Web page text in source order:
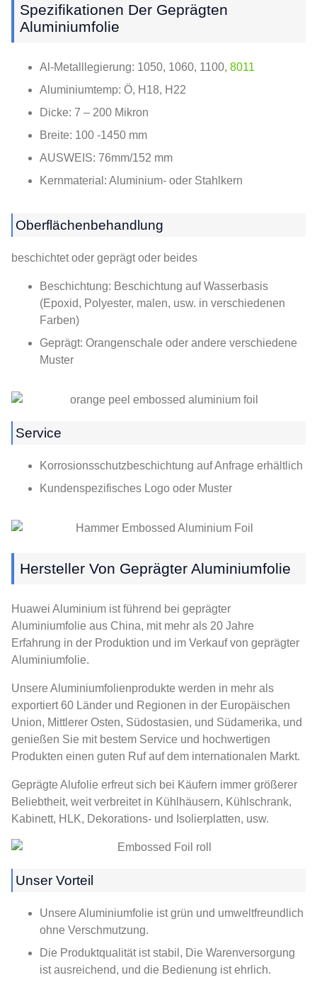
Spezifikationen Der Geprägten
Aluminiumfolie
Al-Metalllegierung: 1050, 1060, 1100, 8011
Aluminiumtemp: Ö, H18, H22
Dicke: 7 – 200 Mikron
Breite: 100 -1450 mm
AUSWEIS: 76mm/152 mm
Kernmaterial: Aluminium- oder Stahlkern
Oberflächenbehandlung
beschichtet oder geprägt oder beides
Beschichtung: Beschichtung auf Wasserbasis
(Epoxid, Polyester, malen, usw. in verschiedenen
Farben)
Geprägt: Orangenschale oder andere verschiedene
Muster
Service
Korrosionsschutzbeschichtung auf Anfrage erhältlich
Kundenspezifisches Logo oder Muster
Hersteller Von Geprägter Aluminiumfolie
Huawei Aluminium ist führend bei geprägter
Aluminiumfolie aus China, mit mehr als 20 Jahre
Erfahrung in der Produktion und im Verkauf von geprägter
Aluminiumfolie.
Unsere Aluminiumfolienprodukte werden in mehr als
exportiert 60 Länder und Regionen in der Europäischen
Union, Mittlerer Osten, Südostasien, und Südamerika, und
genießen Sie mit bestem Service und hochwertigen
Produkten einen guten Ruf auf dem internationalen Markt.
Geprägte Alufolie erfreut sich bei Käufern immer größerer
Beliebtheit, weit verbreitet in Kühlhäusern, Kühlschrank,
Kabinett, HLK, Dekorations- und Isolierplatten, usw.
Unser Vorteil
Unsere Aluminiumfolie ist grün und umweltfreundlich
ohne Verschmutzung.
Die Produktqualität ist stabil, Die Warenversorgung
ist ausreichend, und die Bedienung ist ehrlich.